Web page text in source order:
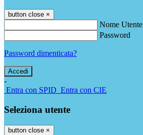
button close ×
Nome Utente
Password
Password dimenticata?
-
Entra con SPID Entra con CIE
Seleziona utente
button close ×